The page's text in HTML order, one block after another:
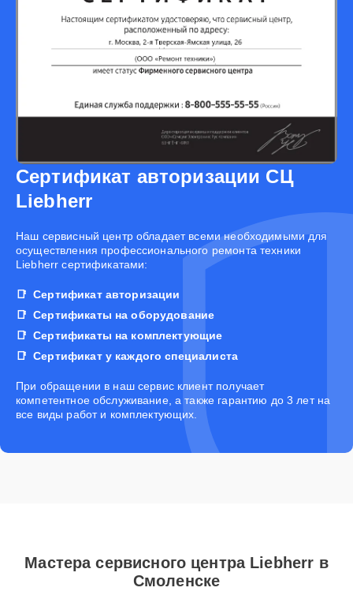
Сертификат авторизации СЦ
Liebherr
Наш сервисный центр обладает всеми необходимыми для
осуществления профессионального ремонта техники
Liebherr сертификатами:
Сертификат авторизации
Сертификаты на оборудование
Сертификаты на комплектующие
Сертификат у каждого специалиста
При обращении в наш сервис клиент получает
компетентное обслуживание, а также гарантию до 3 лет на
все виды работ и комплектующих.
Мастера сервисного центра Liebherr в
Смоленске